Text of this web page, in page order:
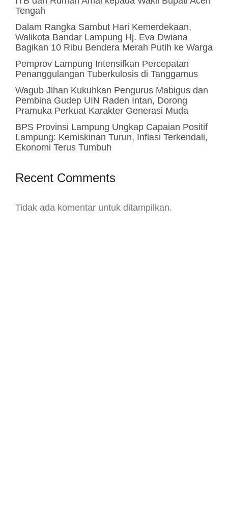
Tengah
Dalam Rangka Sambut Hari Kemerdekaan,
Walikota Bandar Lampung Hj. Eva Dwiana
Bagikan 10 Ribu Bendera Merah Putih ke Warga
Pemprov Lampung Intensifkan Percepatan
Penanggulangan Tuberkulosis di Tanggamus
Wagub Jihan Kukuhkan Pengurus Mabigus dan
Pembina Gudep UIN Raden Intan, Dorong
Pramuka Perkuat Karakter Generasi Muda
BPS Provinsi Lampung Ungkap Capaian Positif
Lampung: Kemiskinan Turun, Inflasi Terkendali,
Ekonomi Terus Tumbuh
Recent Comments
Tidak ada komentar untuk ditampilkan.